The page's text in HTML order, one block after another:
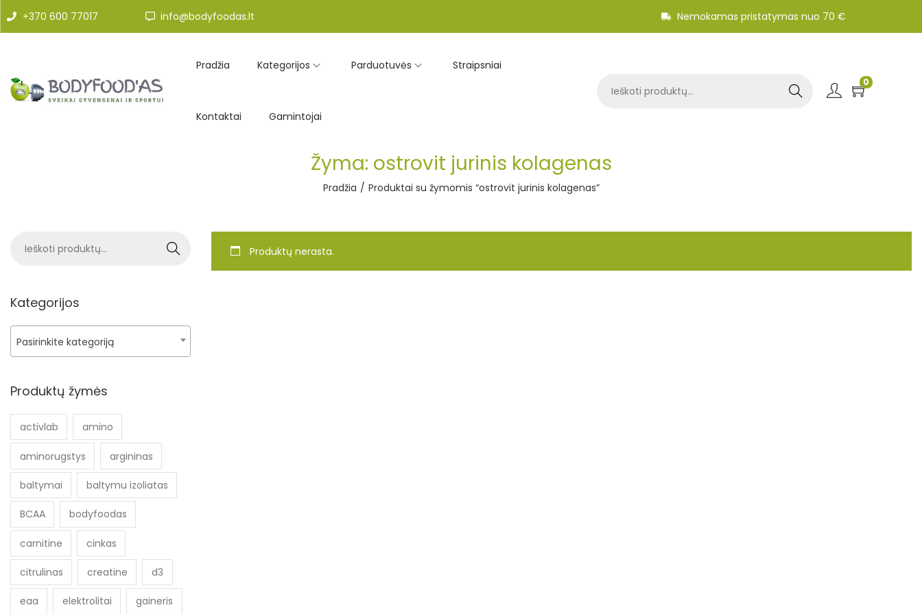
+370 600 77017 info@bodyfoodas.lt Nemokamas pristatymas nuo 70 €
Pradžia Kategorijos Parduotuvės Straipsniai
Kontaktai Gamintojai
Search
0
Žyma: ostrovit jurinis kolagenas
Pradžia / Produktai su žymomis “ostrovit jurinis kolagenas”
Produktų nerasta.
Search
Kategorijos
Pasirinkite kategoriją
Produktų žymės
activlab amino
aminorugstys argininas
baltymai baltymu izoliatas
BCAA bodyfoodas
carnitine cinkas
citrulinas creatine d3
eaa elektrolitai gaineris